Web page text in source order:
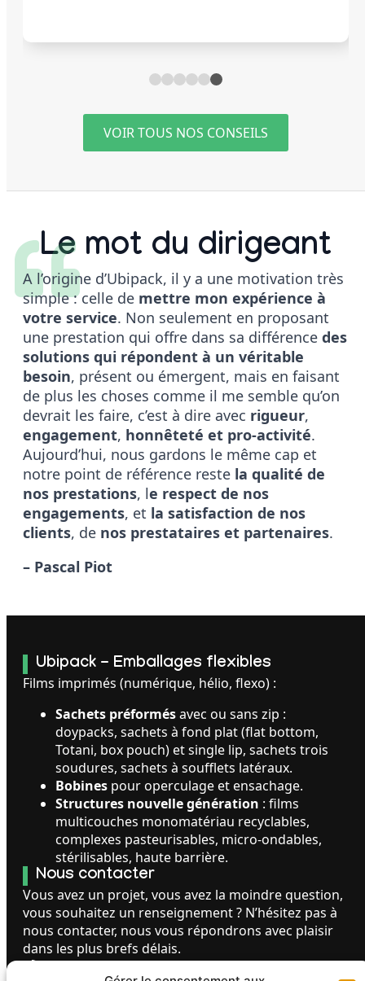
VOIR TOUS NOS CONSEILS
Le mot du dirigeant
A l’origine d’Ubipack, il y a une motivation très
simple : celle de mettre mon expérience à
votre service. Non seulement en proposant
une prestation qui offre dans sa différence des
solutions qui répondent à un véritable
besoin, présent ou émergent, mais en faisant
de plus les choses comme il me semble qu’on
devrait les faire, c’est à dire avec rigueur,
engagement, honnêteté et pro-activité.
Aujourd’hui, nous gardons le même cap et
notre point de référence reste la qualité de
nos prestations, le respect de nos
engagements, et la satisfaction de nos
clients, de nos prestataires et partenaires.
– Pascal Piot
Ubipack - Emballages flexibles
Films imprimés (numérique, hélio, flexo) :
Sachets préformésavec ou sans zip :
doypacks, sachets à fond plat (flat bottom,
Totani, box pouch) et single lip, sachets trois
soudures, sachets à soufflets latéraux.
Bobines pour operculage et ensachage.
Structures nouvelle génération : films
multicouches monomatériau recyclables,
complexes pasteurisables, micro-ondables,
stérilisables, haute barrière.
Nous contacter
Vous avez un projet, vous avez la moindre question,
vous souhaitez un renseignement ? N’hésitez pas à
nous contacter, nous vous répondrons avec plaisir
dans les plus brefs délais.
06 48 67 75 59